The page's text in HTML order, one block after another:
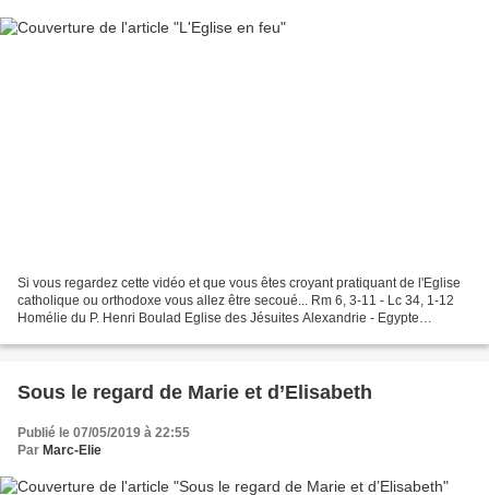
Si vous regardez cette vidéo et que vous êtes croyant pratiquant de l'Eglise
catholique ou orthodoxe vous allez être secoué... Rm 6, 3-11 - Lc 34, 1-12
Homélie du P. Henri Boulad Eglise des Jésuites Alexandrie - Egypte
Sous le regard de Marie et d’Elisabeth
Publié le 07/05/2019 à 22:55
Par Marc-Elie